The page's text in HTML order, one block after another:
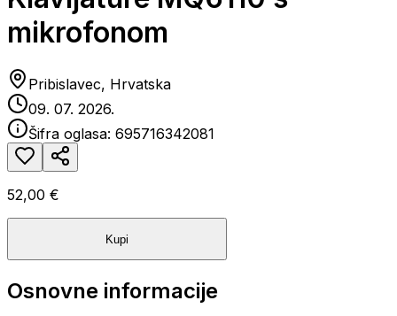
mikrofonom
Pribislavec, Hrvatska
09. 07. 2026.
Šifra oglasa: 695716342081
52,00 €
Kupi
Osnovne informacije